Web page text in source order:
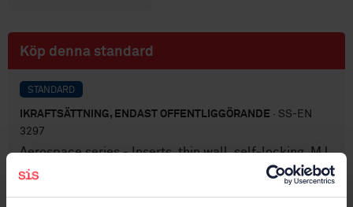
Köp denna standard
STANDARD
IKRAFTSÄTTNING, ENDAST OFFENTLIGGÖRANDE · SS-EN
3297
Aerospace series - Inserts, thin wall, self-locking, MJ
threads, in heat resisting nickel base alloy NI-P100HT